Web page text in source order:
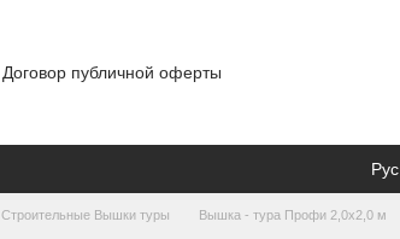
Договор публичной оферты
Рус
Строительные Вышки туры Вышка - тура Профи 2,0х2,0 м